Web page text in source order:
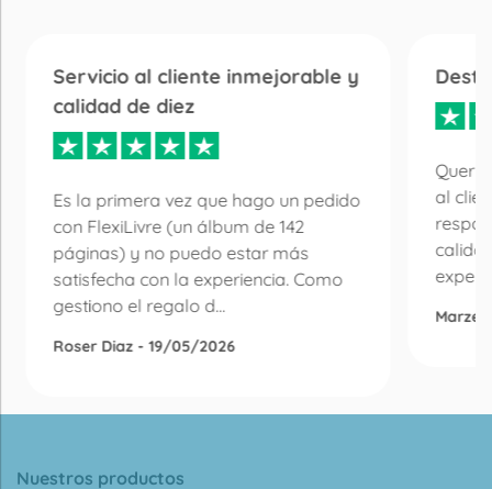
Servicio al cliente inmejorable y
calidad de diez
Es la primera vez que hago un pedido
con FlexiLivre (un álbum de 142
páginas) y no puedo estar más
satisfecha con la experiencia. Como
gestiono el regalo d...
Roser Diaz - 19/05/2026
al
Nuestros productos